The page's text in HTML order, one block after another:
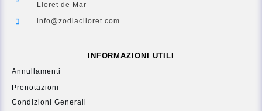
Lloret de Mar
info@zodiaclloret.com
INFORMAZIONI UTILI
Annullamenti
Prenotazioni
Condizioni Generali